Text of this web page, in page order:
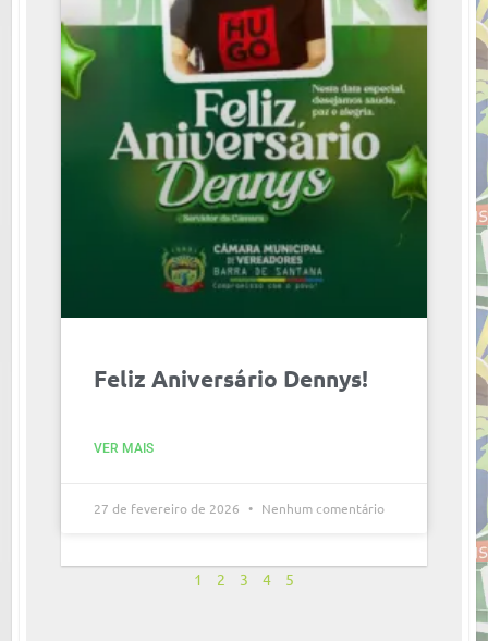
Feliz Aniversário Dennys!
VER MAIS
27 de fevereiro de 2026 Nenhum comentário
1 2 3 4 5